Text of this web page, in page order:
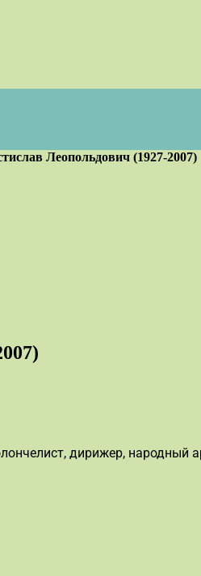
Леопольдович (1927-2007)
дирижер, народный